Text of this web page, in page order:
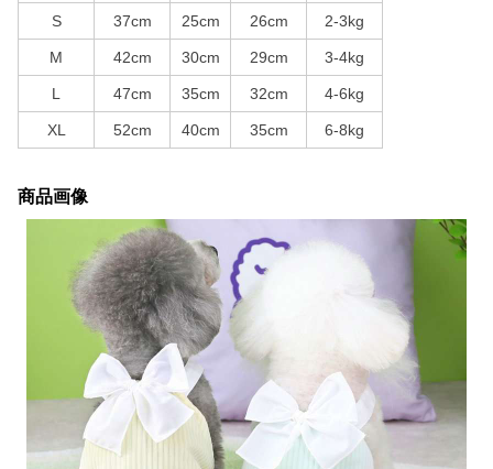
S 37cm 25cm 26cm 2-3kg
M 42cm 30cm 29cm 3-4kg
L 47cm 35cm 32cm 4-6kg
XL 52cm 40cm 35cm 6-8kg
商品画像